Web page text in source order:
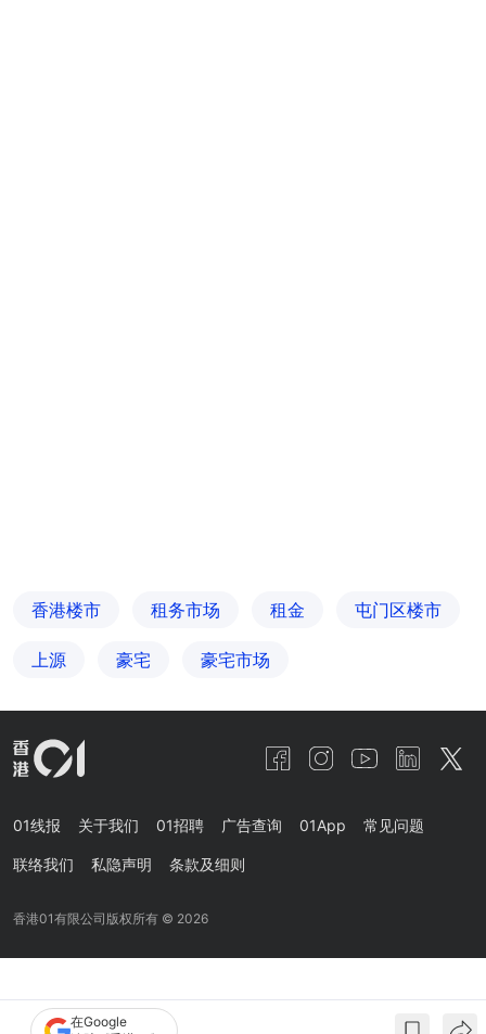
香港楼市 租务市场 租金 屯门区楼市
上源 豪宅 豪宅市场
在Google
01线报 关于我们 01招聘 广告查询 01App 常见问题
联络我们 私隐声明 条款及细则
香港01有限公司版权所有 © 2026